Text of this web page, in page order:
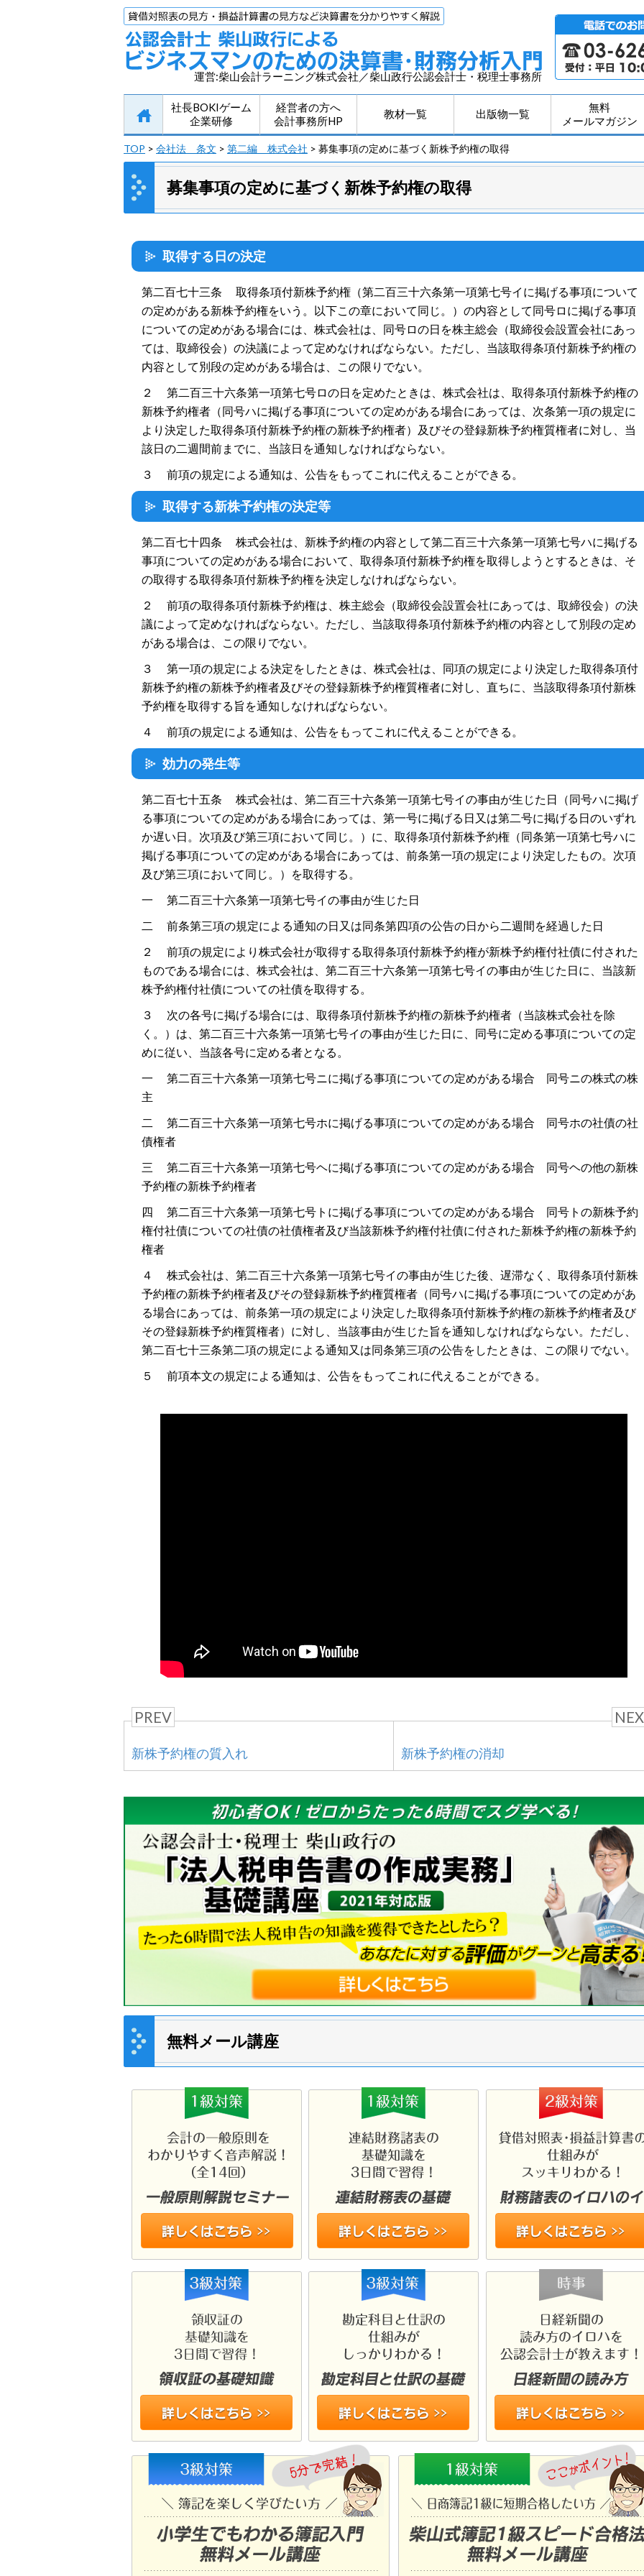
運営:柴山会計ラーニング株式会社／柴山政行公認会計士・税理士事務所
社長BOKIゲーム
企業研修
経営者の方へ
会計事務所HP
教材一覧 出版物一覧
無料
メールマガジン
TOP > 会社法 条文 > 第二編 株式会社 > 募集事項の定めに基づく新株予約権の取得
募集事項の定めに基づく新株予約権の取得
取得する日の決定
第二百七十三条 取得条項付新株予約権（第二百三十六条第一項第七号イに掲げる事項について
の定めがある新株予約権をいう。以下この章において同じ。）の内容として同号ロに掲げる事項
についての定めがある場合には、株式会社は、同号ロの日を株主総会（取締役会設置会社にあっ
ては、取締役会）の決議によって定めなければならない。ただし、当該取得条項付新株予約権の
内容として別段の定めがある場合は、この限りでない。
２ 第二百三十六条第一項第七号ロの日を定めたときは、株式会社は、取得条項付新株予約権の
新株予約権者（同号ハに掲げる事項についての定めがある場合にあっては、次条第一項の規定に
より決定した取得条項付新株予約権の新株予約権者）及びその登録新株予約権質権者に対し、当
該日の二週間前までに、当該日を通知しなければならない。
３ 前項の規定による通知は、公告をもってこれに代えることができる。
取得する新株予約権の決定等
第二百七十四条 株式会社は、新株予約権の内容として第二百三十六条第一項第七号ハに掲げる
事項についての定めがある場合において、取得条項付新株予約権を取得しようとするときは、そ
の取得する取得条項付新株予約権を決定しなければならない。
２ 前項の取得条項付新株予約権は、株主総会（取締役会設置会社にあっては、取締役会）の決
議によって定めなければならない。ただし、当該取得条項付新株予約権の内容として別段の定め
がある場合は、この限りでない。
３ 第一項の規定による決定をしたときは、株式会社は、同項の規定により決定した取得条項付
新株予約権の新株予約権者及びその登録新株予約権質権者に対し、直ちに、当該取得条項付新株
予約権を取得する旨を通知しなければならない。
４ 前項の規定による通知は、公告をもってこれに代えることができる。
効力の発生等
第二百七十五条 株式会社は、第二百三十六条第一項第七号イの事由が生じた日（同号ハに掲げ
る事項についての定めがある場合にあっては、第一号に掲げる日又は第二号に掲げる日のいずれ
か遅い日。次項及び第三項において同じ。）に、取得条項付新株予約権（同条第一項第七号ハに
掲げる事項についての定めがある場合にあっては、前条第一項の規定により決定したもの。次項
及び第三項において同じ。）を取得する。
一 第二百三十六条第一項第七号イの事由が生じた日
二 前条第三項の規定による通知の日又は同条第四項の公告の日から二週間を経過した日
２ 前項の規定により株式会社が取得する取得条項付新株予約権が新株予約権付社債に付された
ものである場合には、株式会社は、第二百三十六条第一項第七号イの事由が生じた日に、当該新
株予約権付社債についての社債を取得する。
３ 次の各号に掲げる場合には、取得条項付新株予約権の新株予約権者（当該株式会社を除
く。）は、第二百三十六条第一項第七号イの事由が生じた日に、同号に定める事項についての定
めに従い、当該各号に定める者となる。
一 第二百三十六条第一項第七号ニに掲げる事項についての定めがある場合 同号ニの株式の株
主
二 第二百三十六条第一項第七号ホに掲げる事項についての定めがある場合 同号ホの社債の社
債権者
三 第二百三十六条第一項第七号ヘに掲げる事項についての定めがある場合 同号ヘの他の新株
予約権の新株予約権者
四 第二百三十六条第一項第七号トに掲げる事項についての定めがある場合 同号トの新株予約
権付社債についての社債の社債権者及び当該新株予約権付社債に付された新株予約権の新株予約
権者
４ 株式会社は、第二百三十六条第一項第七号イの事由が生じた後、遅滞なく、取得条項付新株
予約権の新株予約権者及びその登録新株予約権質権者（同号ハに掲げる事項についての定めがあ
る場合にあっては、前条第一項の規定により決定した取得条項付新株予約権の新株予約権者及び
その登録新株予約権質権者）に対し、当該事由が生じた旨を通知しなければならない。ただし、
第二百七十三条第二項の規定による通知又は同条第三項の公告をしたときは、この限りでない。
５ 前項本文の規定による通知は、公告をもってこれに代えることができる。
PREV
新株予約権の質入れ 新株予約権の消却
無料メール講座